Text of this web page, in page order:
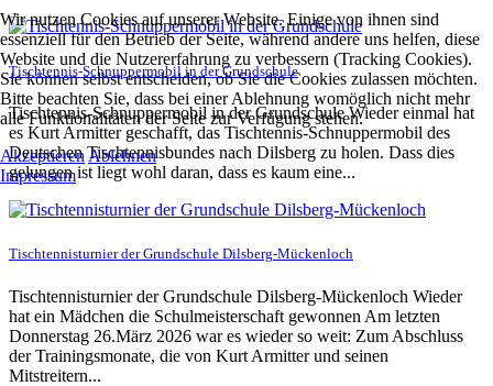
Tischtennis-Schnuppermobil in der Grundschule
Tischtennis-Schnuppermobil in der Grundschule Wieder einmal hat
es Kurt Armitter geschafft, das Tischtennis-Schnuppermobil des
Deutschen Tischtennisbundes nach Dilsberg zu holen. Dass dies
gelungen ist liegt wohl daran, dass es kaum eine...
Tischtennisturnier der Grundschule Dilsberg-Mückenloch
Tischtennisturnier der Grundschule Dilsberg-Mückenloch Wieder
hat ein Mädchen die Schulmeisterschaft gewonnen Am letzten
Donnerstag 26.März 2026 war es wieder so weit: Zum Abschluss
der Trainingsmonate, die von Kurt Armitter und seinen
Mitstreitern...
Wir nutzen Cookies auf unserer Website. Einige von ihnen sind
essenziell für den Betrieb der Seite, während andere uns helfen, diese
Website und die Nutzererfahrung zu verbessern (Tracking Cookies).
Sie können selbst entscheiden, ob Sie die Cookies zulassen möchten.
Bitte beachten Sie, dass bei einer Ablehnung womöglich nicht mehr
alle Funktionalitäten der Seite zur Verfügung stehen.
Akzeptieren Ablehnen
Impressum